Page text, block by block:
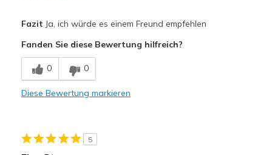
Breathe Well
Comfortable
Nachteile
Fazit Ja, ich würde es einem Freund empfehlen
Fanden Sie diese Bewertung hilfreich?
0 0
Diese Bewertung markieren
5